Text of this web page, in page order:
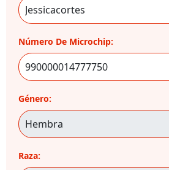
Número De Microchip:
Género:
Raza: